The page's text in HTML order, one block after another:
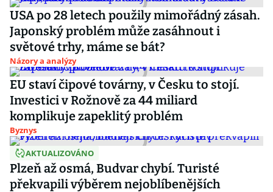
USA po 28 letech použily mimořádný zásah.
Japonský problém může zasáhnout i
světové trhy, máme se bát?
Názory a analýzy
EU staví čipové továrny, v Česku to stojí.
Investici v Rožnově za 44 miliard
komplikuje zapeklitý problém
Byznys
AKTUALIZOVÁNO
Plzeň až osmá, Budvar chybí. Turisté
překvapili výběrem nejoblíbenějších